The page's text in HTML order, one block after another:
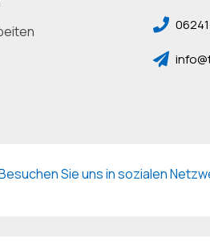
Sie uns in sozialen